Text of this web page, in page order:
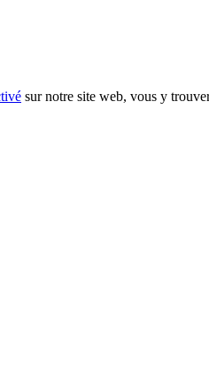
sur notre site web, vous y